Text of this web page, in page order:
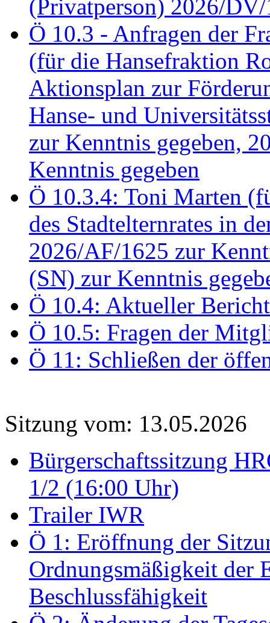
(Privatperson) 2026/DV/
Ö 10.3 - Anfragen der
(für die Hansefraktion
Aktionsplan zur
Hanse- und
zur Kenntnis gegeben,
Kenntnis gegeben
Ö 10.3.4: Toni Marten
des Stadtelternrates in
2026/AF/1625 zur
(SN) zur Kenntnis
Ö 10.4: Aktueller
Ö 10.5: Fragen der
Ö 11: Schließen der
Sitzung vom: 13.05.2026
Bürgerschaftssitzung
1/2 (16:00 Uhr)
Trailer IWR
Ö 1: Eröffnung der
Ordnungsmäßigkeit der
Beschlussfähigkeit